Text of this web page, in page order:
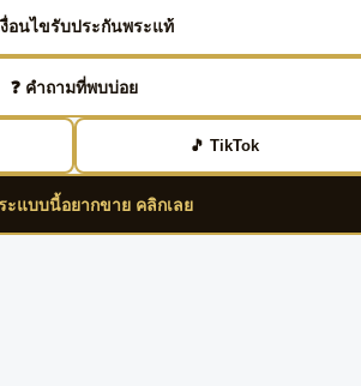
อนไขรับประกันพระแท้
❓ คำถามที่พบบ่อย
🎵 TikTok
ะแบบนี้อยากขาย คลิกเลย